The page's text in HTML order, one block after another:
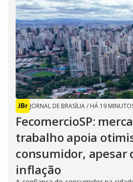
JORNAL DE BRASÍLIA/ HÁ 19
FecomercioSP:
trabalho apoia
consumidor, apesar
inflação